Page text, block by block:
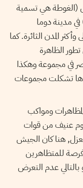
(الغوطة هي تسمية
مدينة دوما
المدن الثائرة. كما
الظاهرة
في مجموعة وهكذا
تشكلت مجموعات
ومواكب
عنيف من قوات
هنا كان الجيش
للمتظاهرين
بالتالي عدم التعرض